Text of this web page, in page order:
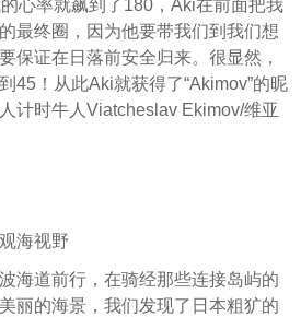
心率就飙到了180，Aki在前面把我
最终圈，因为他要带我们到我们想
保证在日落前安全归来。很显然，
45！从此Aki就获得了“Akimov”的昵
计时牛人Viatcheslav Ekimov/维亚
海视野
海道前行，在骑经那些连接岛屿的
丽的海景，我们发现了日本粗犷的